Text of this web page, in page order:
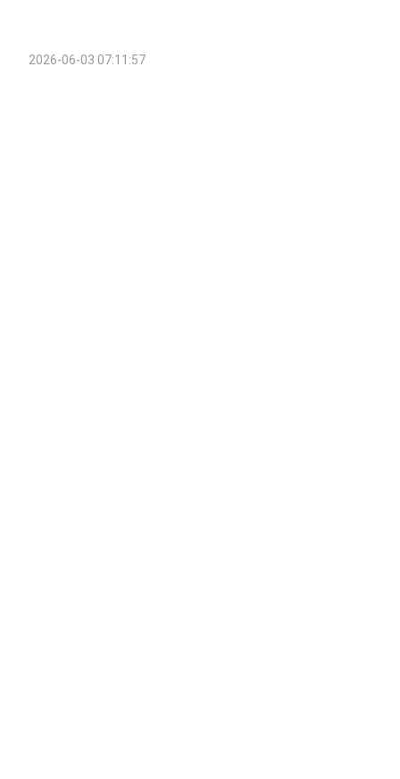
2026-06-03 07:11:57